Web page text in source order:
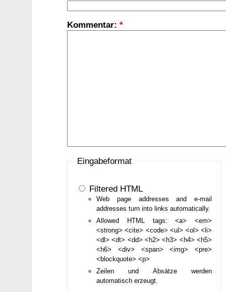
Kommentar: *
Eingabeformat
Filtered HTML
Web page addresses and e-mail
addresses turn into links automatically.
Allowed HTML tags: <a> <em>
<strong> <cite> <code> <ul> <ol> <li>
<dl> <dt> <dd> <h2> <h3> <h4> <h5>
<h6> <div> <span> <img> <pre>
<blockquote> <p>
Zeilen und Absätze werden
automatisch erzeugt.